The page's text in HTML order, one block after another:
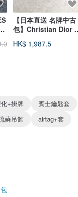
【日本直送 名牌中古
包】Christian Dior 鑰
vintage u2kyvi
HK$ 1,987.5
+掛牌
賓士鑰匙套
蘇吊飾
airtag+套